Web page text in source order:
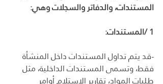
المستندات، والدفاتر والسجلات وهي:
1 /المستندات:
-قد يتم تداول المستندات داخل المنشأة
فقط، وتسمى المستندات الداخلية، مثل
طلبات المواد، تقارير الإستلام أوامر